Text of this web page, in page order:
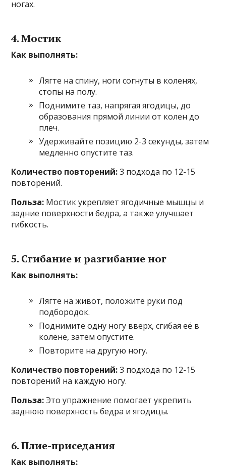
ногах.
4. Мостик
Как выполнять:
Лягте на спину, ноги согнуты в коленях,
стопы на полу.
Поднимите таз, напрягая ягодицы, до
образования прямой линии от колен до
плеч.
Удерживайте позицию 2-3 секунды, затем
медленно опустите таз.
Количество повторений:3 подхода по 12-15
повторений.
Польза: Мостик укрепляет ягодичные мышцы и
задние поверхности бедра, а также улучшает
гибкость.
5. Сгибание и разгибание ног
Как выполнять:
Лягте на живот, положите руки под
подбородок.
Поднимите одну ногу вверх, сгибая её в
колене, затем опустите.
Повторите на другую ногу.
Количество повторений:3 подхода по 12-15
повторений на каждую ногу.
Польза:Это упражнение помогает укрепить
заднюю поверхность бедра и ягодицы.
6. Плие-приседания
Как выполнять: